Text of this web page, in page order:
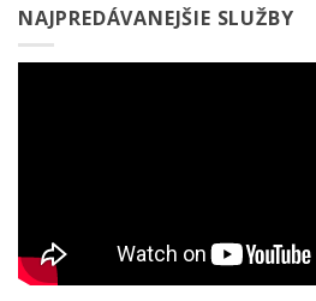
NAJPREDÁVANEJŠIE SLUŽBY